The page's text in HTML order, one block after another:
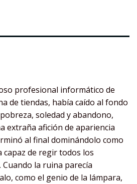
profesional informático de
de tiendas, había caído al fondo
soledad y abandono,
extraña afición de apariencia
al final dominándolo como
de regir todos los
la ruina parecía
como el genio de la lámpara,